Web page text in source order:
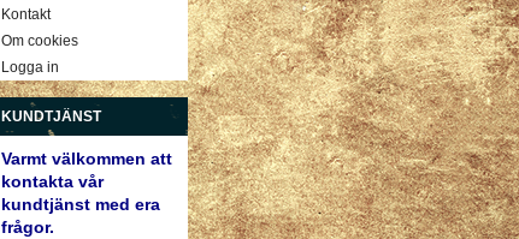
Kontakt
Om cookies
Logga in
KUNDTJÄNST
Varmt välkommen att
kontakta vår
kundtjänst med era
frågor.